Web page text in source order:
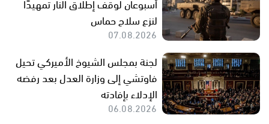
لنزع سلاح حماس
07.08.2026
لجنة بمجلس الشيوخ الأميركي تحيل
فاوتشي إلى وزارة العدل بعد رفضه
الإدلاء بإفادته
06.08.2026